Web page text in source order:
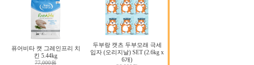
퓨어비타 캣 그레인프리 치
킨 5.44kg
77,000원
두부랑 캣츠 두부모래 극세
입자 (오리지날) SET (2.6kg x
6개)